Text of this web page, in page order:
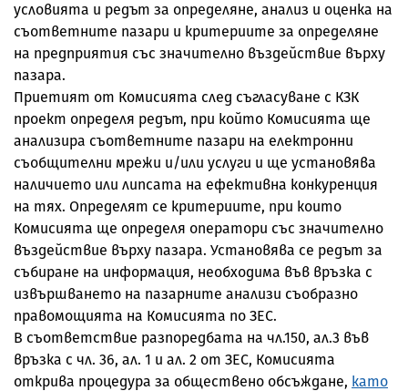
условията и редът за определяне, анализ и оценка на
съответните пазари и критериите за определяне
на предприятия със значително въздействие върху
пазара.
Приетият от Комисията след съгласуване с КЗК
проект определя редът, при който Комисията ще
анализира съответните пазари на електронни
съобщителни мрежи и/или услуги и ще установява
наличието или липсата на ефективна конкуренция
на тях. Определят се критериите, при които
Комисията ще определя оператори със значително
въздействие върху пазара. Установява се редът за
събиране на информация, необходима във връзка с
извършването на пазарните анализи съобразно
правомощията на Комисията по ЗЕС.
В съответствие разпоредбата на чл.150, ал.3 във
връзка с чл. 36, ал. 1 и ал. 2 от ЗЕС, Комисията
открива процедура за обществено обсъждане, като